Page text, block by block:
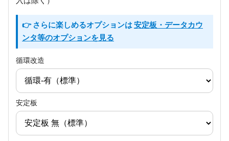
👉 さらに楽しめるオプションは安定板・データカウ
ンタ等のオプションを見る
循環改造
安定板